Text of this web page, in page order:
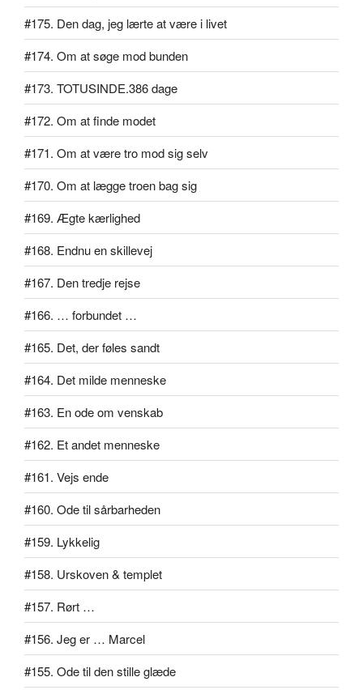
#175. Den dag, jeg lærte at være i livet
#174. Om at søge mod bunden
#173. TOTUSINDE.386 dage
#172. Om at finde modet
#171. Om at være tro mod sig selv
#170. Om at lægge troen bag sig
#169. Ægte kærlighed
#168. Endnu en skillevej
#167. Den tredje rejse
#166. … forbundet …
#165. Det, der føles sandt
#164. Det milde menneske
#163. En ode om venskab
#162. Et andet menneske
#161. Vejs ende
#160. Ode til sårbarheden
#159. Lykkelig
#158. Urskoven & templet
#157. Rørt …
#156. Jeg er … Marcel
#155. Ode til den stille glæde